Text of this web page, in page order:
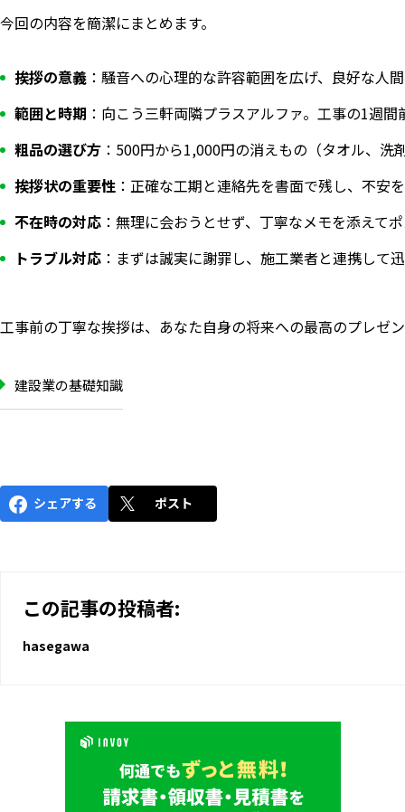
今回の内容を簡潔にまとめます。
挨拶の意義 ：騒音への心理的な許容範囲を広げ、良好な人
範囲と時期 ：向こう三軒両隣プラスアルファ。工事の1週間
粗品の選び方 ：500円から1,000円の消えもの（タオル、
挨拶状の重要性 ：正確な工期と連絡先を書面で残し、不安
不在時の対応 ：無理に会おうとせず、丁寧なメモを添えて
トラブル対応 ：まずは誠実に謝罪し、施工業者と連携して
工事前の丁寧な挨拶は、あなた自身の将来への最高のプレゼ
建設業の基礎知識
シェアする ポスト
この記事の投稿者:
hasegawa